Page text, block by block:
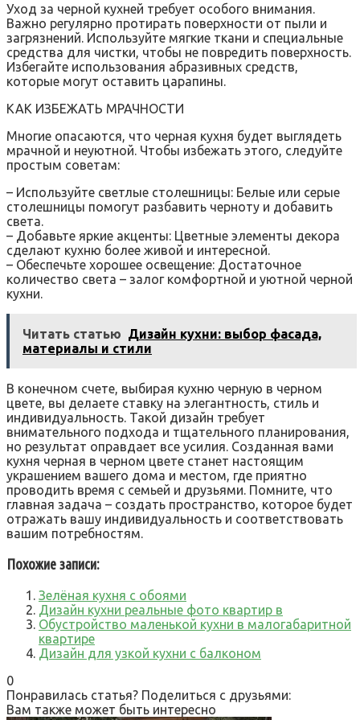
Уход за черной кухней требует особого внимания.
Важно регулярно протирать поверхности от пыли и
загрязнений. Используйте мягкие ткани и специальные
средства для чистки, чтобы не повредить поверхность.
Избегайте использования абразивных средств,
которые могут оставить царапины.
КАК ИЗБЕЖАТЬ МРАЧНОСТИ
Многие опасаются, что черная кухня будет выглядеть
мрачной и неуютной. Чтобы избежать этого, следуйте
простым советам:
– Используйте светлые столешницы: Белые или серые
столешницы помогут разбавить черноту и добавить
света.
– Добавьте яркие акценты: Цветные элементы декора
сделают кухню более живой и интересной.
– Обеспечьте хорошее освещение: Достаточное
количество света – залог комфортной и уютной черной
кухни.
Читать статью Дизайн кухни: выбор фасада,
материалы и стили
В конечном счете, выбирая кухню черную в черном
цвете, вы делаете ставку на элегантность, стиль и
индивидуальность. Такой дизайн требует
внимательного подхода и тщательного планирования,
но результат оправдает все усилия. Созданная вами
кухня черная в черном цвете станет настоящим
украшением вашего дома и местом, где приятно
проводить время с семьей и друзьями. Помните, что
главная задача – создать пространство, которое будет
отражать вашу индивидуальность и соответствовать
вашим потребностям.
Похожие записи:
Зелёная кухня с обоями
Дизайн кухни реальные фото квартир в
Обустройство маленькой кухни в малогабаритной
квартире
Дизайн для узкой кухни с балконом
0
Понравилась статья? Поделиться с друзьями:
Вам также может быть интересно